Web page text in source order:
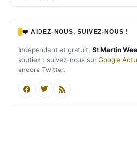
❤️ AIDEZ-NOUS, SUIVEZ-NOUS !
Indépendant et gratuit, St Martin
soutien : suivez-nous sur Google Actu
encore Twitter.